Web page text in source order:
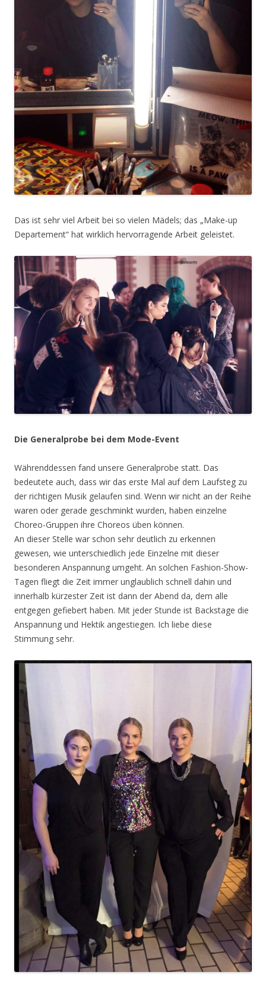
Das ist sehr viel Arbeit bei so vielen Mädels; das „Make-up
Departement“ hat wirklich hervorragende Arbeit geleistet.
Die Generalprobe bei dem Mode-Event
Währenddessen fand unsere Generalprobe statt. Das
bedeutete auch, dass wir das erste Mal auf dem Laufsteg zu
der richtigen Musik gelaufen sind. Wenn wir nicht an der Reihe
waren oder gerade geschminkt wurden, haben einzelne
Choreo-Gruppen ihre Choreos üben können.
An dieser Stelle war schon sehr deutlich zu erkennen
gewesen, wie unterschiedlich jede Einzelne mit dieser
besonderen Anspannung umgeht. An solchen Fashion-Show-
Tagen fliegt die Zeit immer unglaublich schnell dahin und
innerhalb kürzester Zeit ist dann der Abend da, dem alle
entgegen gefiebert haben. Mit jeder Stunde ist Backstage die
Anspannung und Hektik angestiegen. Ich liebe diese
Stimmung sehr.